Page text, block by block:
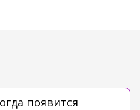
появится